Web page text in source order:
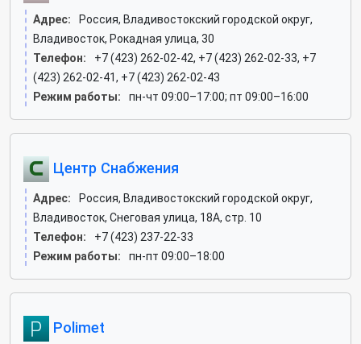
Адрес:
Россия, Владивостокский городской округ,
Владивосток, Рокадная улица, 30
Телефон:
+7 (423) 262-02-42, +7 (423) 262-02-33, +7
(423) 262-02-41, +7 (423) 262-02-43
Режим работы:
пн-чт 09:00–17:00; пт 09:00–16:00
Центр Снабжения
Адрес:
Россия, Владивостокский городской округ,
Владивосток, Снеговая улица, 18А, стр. 10
Телефон:
+7 (423) 237-22-33
Режим работы:
пн-пт 09:00–18:00
Polimet